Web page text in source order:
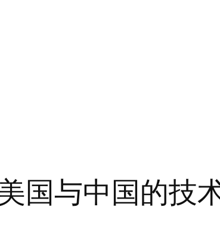
国与中国的技